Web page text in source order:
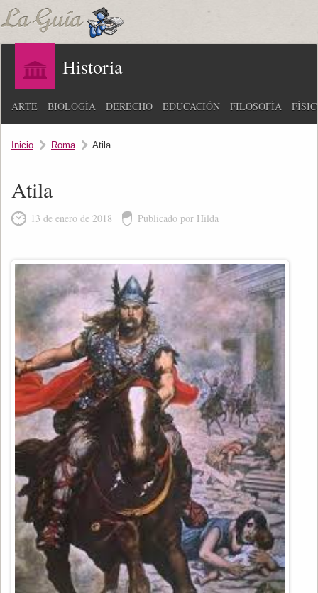
Historia
ARTE BIOLOGÍA DERECHO EDUCACIÓN FILOSOFÍA
Inicio Roma Atila
Atila
13 de enero de 2018 Publicado por Hilda